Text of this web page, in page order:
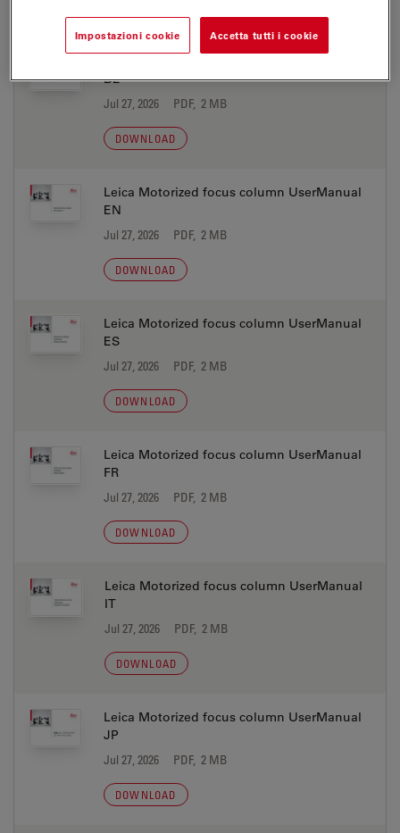
DE
Jul 27, 2026 PDF, 2 MB
DOWNLOAD
Leica Motorized focus column UserManual
EN
Jul 27, 2026 PDF, 2 MB
DOWNLOAD
Leica Motorized focus column UserManual
ES
Jul 27, 2026 PDF, 2 MB
DOWNLOAD
Leica Motorized focus column UserManual
FR
Jul 27, 2026 PDF, 2 MB
DOWNLOAD
Leica Motorized focus column UserManual
IT
Jul 27, 2026 PDF, 2 MB
DOWNLOAD
Leica Motorized focus column UserManual
JP
Jul 27, 2026 PDF, 2 MB
DOWNLOAD
Impostazioni cookie Accetta tutti i cookie